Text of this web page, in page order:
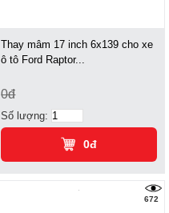
Thay mâm 17 inch 6x139 cho xe
ô tô Ford Raptor...
0đ
Số lượng:
0đ
672